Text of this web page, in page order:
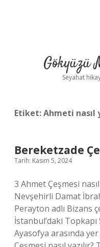
Gökyüzü
Seyahat
Etiket:Ahmeti nasıl
Bereketzade
Tarih: Kasım 5, 2024
3 Ahmet Çeşmesi
Nevşehirli Damat
Perayton adlı Bizans
İstanbul’daki Topkapı
Ayasofya arasında